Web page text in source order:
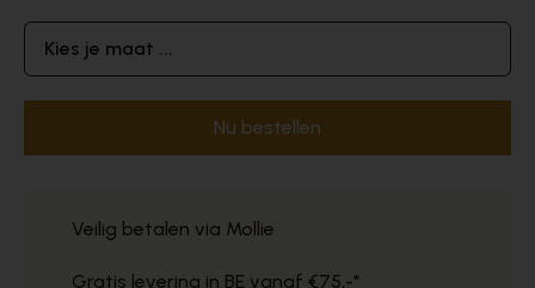
Kies je maat ...
Nu bestellen
Veilig betalen via Mollie
Gratis levering in BE vanaf €75,-*